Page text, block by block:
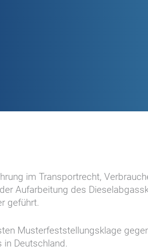
im Transportrecht,
Aufarbeitung des
geführt.
Musterfeststellungsklage
Deutschland.